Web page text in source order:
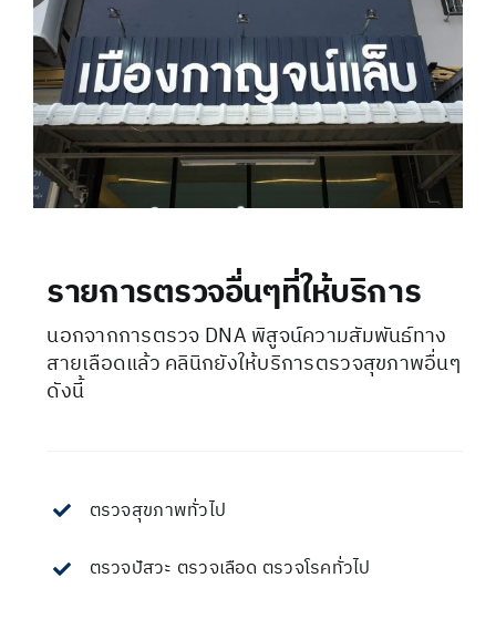
รายการตรวจอื่นๆที่ให้บริการ
นอกจากการตรวจ DNA พิสูจน์ความสัมพันธ์ทาง
สายเลือดแล้ว คลินิกยังให้บริการตรวจสุขภาพอื่นๆ
ดังนี้
ตรวจสุขภาพทั่วไป
ตรวจปัสวะ ตรวจเลือด ตรวจโรคทั่วไป